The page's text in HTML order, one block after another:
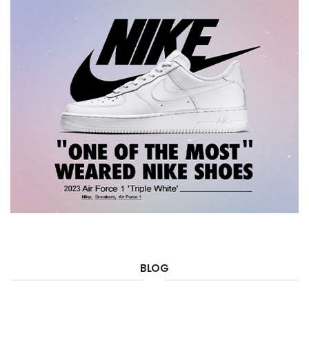
BLOG